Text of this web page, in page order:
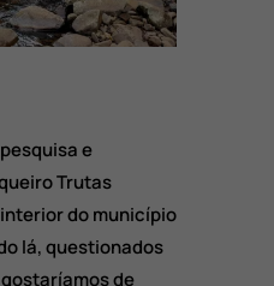
e
Trutas
do município
lá, questionados
de